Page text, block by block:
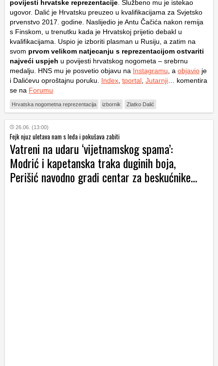
povijesti hrvatske reprezentacije . Službeno mu je istekao
ugovor. Dalić je Hrvatsku preuzeo u kvalifikacijama za Svjetsko
prvenstvo 2017. godine. Naslijedio je Antu Čačića nakon remija
s Finskom, u trenutku kada je Hrvatskoj prijetio debakl u
kvalifikacijama. Uspio je izboriti plasman u Rusiju, a zatim na
svom prvom velikom natjecanju s reprezentacijom ostvariti
najveći uspjeh u povijesti hrvatskog nogometa – srebrnu
medalju. HNS mu je posvetio objavu na Instagramu , a objavio je
i Dalićevu oproštajnu poruku. Index tportal Jutarnji … komentira
se na Forumu
Hrvatska nogometna reprezentacija izbornik Zlatko Dalić
26.06. (13:00)
Fejk njuz uletava nam s leđa i pokušava zabiti
Vatreni na udaru ‘vijetnamskog spama’:
Modrić i kapetanska traka duginih boja,
Perišić navodno gradi centar za beskućnike…